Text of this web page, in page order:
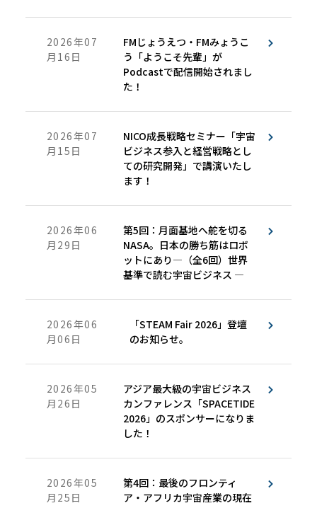
2026年07
月16日
FMじょうえつ・FMみょうこ
う「ようこそ先輩」が
Podcastで配信開始されまし
た！
2026年07
月15日
NICO成長戦略セミナー「宇宙
ビジネス参入と経営戦略とし
ての研究開発」で講演いたし
ます！
2026年06
月29日
第5回：月面基地へ舵を切る
NASA。日本の勝ち筋はロボ
ットにあり―（全6回）世界
基準で読む宇宙ビジネス ―
2026年06
月06日
「STEAM Fair 2026」登壇
のお知らせ。
2026年05
月26日
アジア最大級の宇宙ビジネス
カンファレンス「SPACETIDE
2026」のスポンサーになりま
した！
2026年05
月25日
第4回：最後のフロンティ
ア・アフリカ宇宙産業の現在